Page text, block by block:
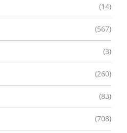
(14)
(567)
(3)
(260)
(83)
(708)